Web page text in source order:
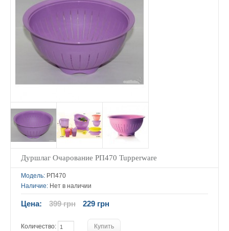
Дуршлаг Очарование РП470 Tupperware
Модель: РП470
Наличие: Нет в наличии
Цена: 399 грн 229 грн
Количество: